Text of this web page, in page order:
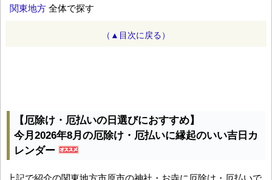
関東地方 全体で探す
（▲目次に戻る）
【厄除け・厄払いの日選びにおすすめ】
今月2026年8月の厄除け・厄払いに縁起のいい吉日カ
レンダー
上記で紹介の関東地方市原市の神社・お寺に厄除け・厄払いで